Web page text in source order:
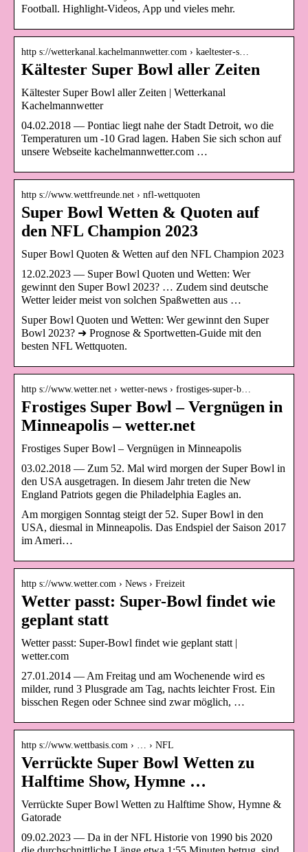
Football. Highlight-Videos, App und vieles mehr.
http s://wetterkanal.kachelmannwetter.com › kaeltester-s…
Kältester Super Bowl aller Zeiten
Kältester Super Bowl aller Zeiten | Wetterkanal
Kachelmannwetter
04.02.2018 — Pontiac liegt nahe der Stadt Detroit, wo die
Temperaturen um -10 Grad lagen. Haben Sie sich schon auf
unsere Webseite kachelmannwetter.com …
http s://www.wettfreunde.net › nfl-wettquoten
Super Bowl Wetten & Quoten auf
den NFL Champion 2023
Super Bowl Quoten & Wetten auf den NFL Champion 2023
12.02.2023 — Super Bowl Quoten und Wetten: Wer
gewinnt den Super Bowl 2023? … Zudem sind deutsche
Wetter leider meist von solchen Spaßwetten aus …
Super Bowl Quoten und Wetten: Wer gewinnt den Super
Bowl 2023? ➜ Prognose & Sportwetten-Guide mit den
besten NFL Wettquoten.
http s://www.wetter.net › wetter-news › frostiges-super-b…
Frostiges Super Bowl – Vergnügen in
Minneapolis – wetter.net
Frostiges Super Bowl – Vergnügen in Minneapolis
03.02.2018 — Zum 52. Mal wird morgen der Super Bowl in
den USA ausgetragen. In diesem Jahr treten die New
England Patriots gegen die Philadelphia Eagles an.
Am morgigen Sonntag steigt der 52. Super Bowl in den
USA, diesmal in Minneapolis. Das Endspiel der Saison 2017
im Ameri…
http s://www.wetter.com › News › Freizeit
Wetter passt: Super-Bowl findet wie
geplant statt
Wetter passt: Super-Bowl findet wie geplant statt |
wetter.com
27.01.2014 — Am Freitag und am Wochenende wird es
milder, rund 3 Plusgrade am Tag, nachts leichter Frost. Ein
bisschen Regen oder Schnee sind zwar möglich, …
http s://www.wettbasis.com › … › NFL
Verrückte Super Bowl Wetten zu
Halftime Show, Hymne …
Verrückte Super Bowl Wetten zu Halftime Show, Hymne &
Gatorade
09.02.2023 — Da in der NFL Historie von 1990 bis 2020